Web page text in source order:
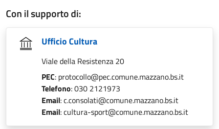
Con il supporto di:
Ufficio Cultura
Viale della Resistenza 20
PEC: protocollo@pec.comune.mazzano.bs.it
Telefono: 030 2121973
Email: c.consolati@comune.mazzano.bs.it
Email: cultura-sport@comune.mazzano.bs.it